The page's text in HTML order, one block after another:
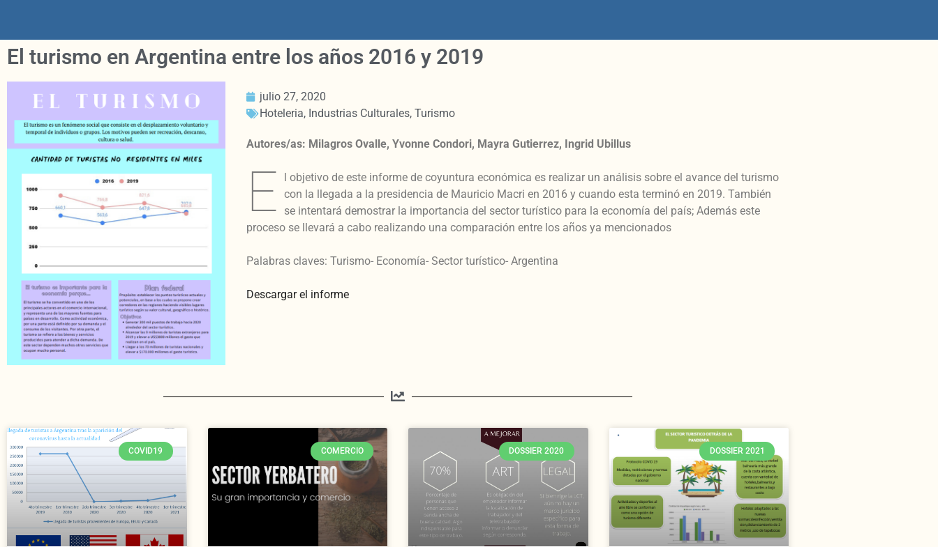
El turismo en Argentina entre los años 2016 y 2019
julio 27, 2020
Hoteleria, Industrias Culturales,Turismo
Autores/as: Milagros Ovalle, Yvonne Condori, Mayra Gutierrez, Ingrid Ubillus
E
l objetivo de este informe de coyuntura económica es realizar un análisis sobre el avance del turismo
con la llegada a la presidencia de Mauricio Macri en 2016 y cuando esta terminó en 2019. También
se intentará demostrar la importancia del sector turístico para la economía del país; Además este
proceso se llevará a cabo realizando una comparación entre los años ya mencionados
Palabras claves: Turismo- Economía- Sector turístico- Argentina
Descargar el informe
COVID19 COMERCIO DOSSIER 2020 DOSSIER 2021